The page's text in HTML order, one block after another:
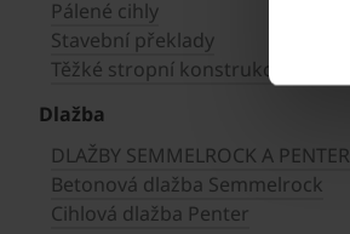
Pálené cihly
Stavební překlady
Těžké stropní konstrukce
Dlažba
DLAŽBY SEMMELROCK A PENTER
Betonová dlažba Semmelrock
Cihlová dlažba Penter